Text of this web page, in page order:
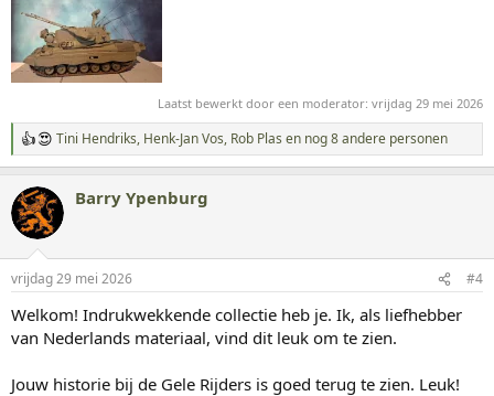
Laatst bewerkt door een moderator: vrijdag 29 mei 2026
W
a
r
d
e
n
e
n
Tini Hendriks, Henk-Jan Vos, Rob Plas en nog 8 andere personen
Barry Ypenburg
vrijdag 29 mei 2026 #4
Welkom! Indrukwekkende collectie heb je. Ik, als liefhebber
van Nederlands materiaal, vind dit leuk om te zien.
Jouw historie bij de Gele Rijders is goed terug te zien. Leuk!